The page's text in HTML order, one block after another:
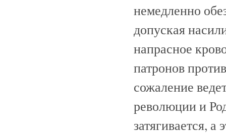
немедленно
допуская
напрасное
патронов
сожаление
революции и
затягивается,